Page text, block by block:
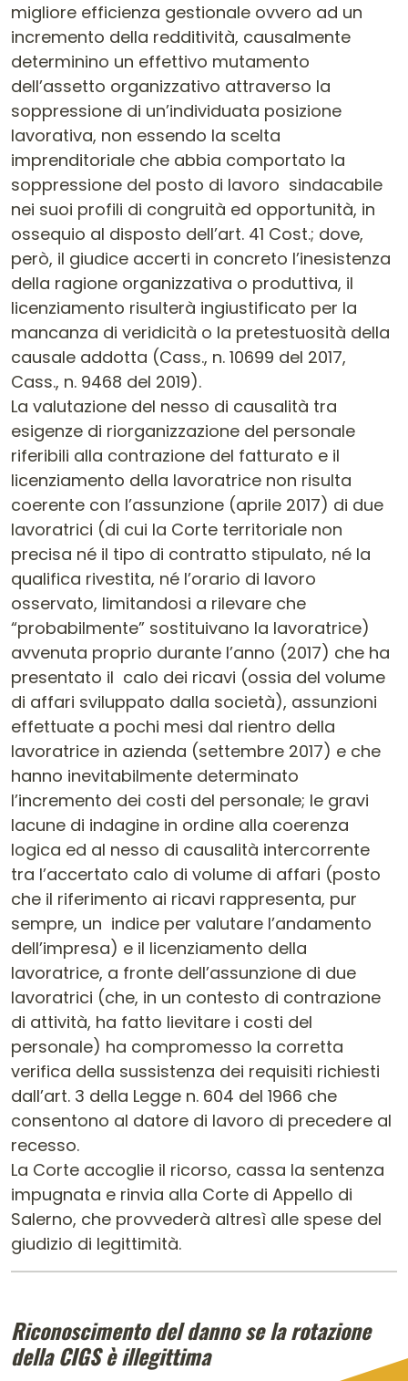
migliore efficienza gestionale ovvero ad un
incremento della redditività, causalmente
determinino un effettivo mutamento
dell’assetto organizzativo attraverso la
soppressione di un’individuata posizione
lavorativa, non essendo la scelta
imprenditoriale che abbia comportato la
soppressione del posto di lavoro sindacabile
nei suoi profili di congruità ed opportunità, in
ossequio al disposto dell’art. 41 Cost.; dove,
però, il giudice accerti in concreto l’inesistenza
della ragione organizzativa o produttiva, il
licenziamento risulterà ingiustificato per la
mancanza di veridicità o la pretestuosità della
causale addotta (Cass., n. 10699 del 2017,
Cass., n. 9468 del 2019).
La valutazione del nesso di causalità tra
esigenze di riorganizzazione del personale
riferibili alla contrazione del fatturato e il
licenziamento della lavoratrice non risulta
coerente con l’assunzione (aprile 2017) di due
lavoratrici (di cui la Corte territoriale non
precisa né il tipo di contratto stipulato, né la
qualifica rivestita, né l’orario di lavoro
osservato, limitandosi a rilevare che
“probabilmente” sostituivano la lavoratrice)
avvenuta proprio durante l’anno (2017) che ha
presentato il calo dei ricavi (ossia del volume
di affari sviluppato dalla società), assunzioni
effettuate a pochi mesi dal rientro della
lavoratrice in azienda (settembre 2017) e che
hanno inevitabilmente determinato
l’incremento dei costi del personale; le gravi
lacune di indagine in ordine alla coerenza
logica ed al nesso di causalità intercorrente
tra l’accertato calo di volume di affari (posto
che il riferimento ai ricavi rappresenta, pur
sempre, un indice per valutare l’andamento
dell’impresa) e il licenziamento della
lavoratrice, a fronte dell’assunzione di due
lavoratrici (che, in un contesto di contrazione
di attività, ha fatto lievitare i costi del
personale) ha compromesso la corretta
verifica della sussistenza dei requisiti richiesti
dall’art. 3 della Legge n. 604 del 1966 che
consentono al datore di lavoro di precedere al
recesso.
La Corte accoglie il ricorso, cassa la sentenza
impugnata e rinvia alla Corte di Appello di
Salerno, che provvederà altresì alle spese del
giudizio di legittimità.
Riconoscimento del danno se la rotazione
della CIGS è illegittima